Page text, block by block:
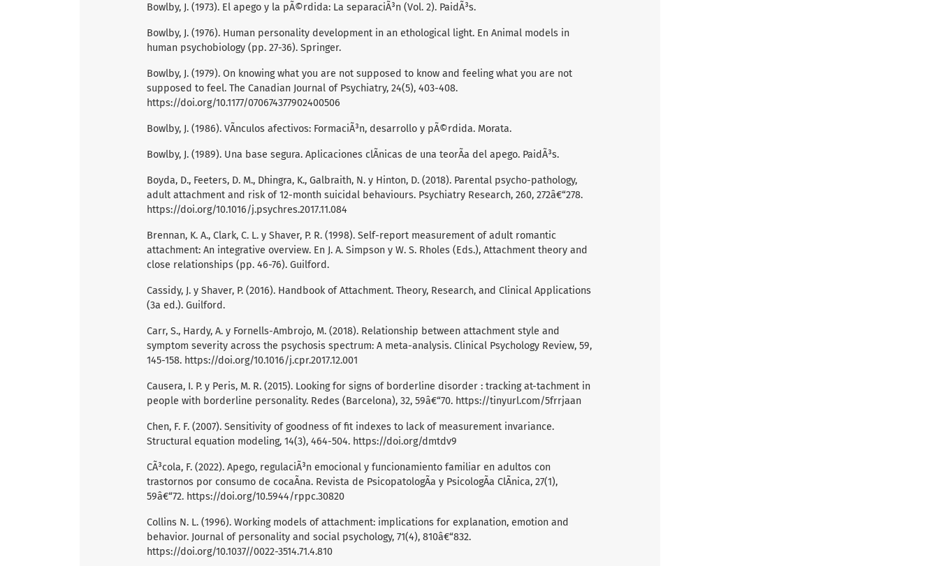
Bowlby, J. (1973). El apego y la pÃ©rdida: La separaciÃ³n (Vol. 2). PaidÃ³s.
Bowlby, J. (1976). Human personality development in an ethological light. En Animal models in
human psychobiology (pp. 27-36). Springer.
Bowlby, J. (1979). On knowing what you are not supposed to know and feeling what you are not
supposed to feel. The Canadian Journal of Psychiatry, 24(5), 403-408.
https://doi.org/10.1177/070674377902400506
Bowlby, J. (1986). VÃ­nculos afectivos: FormaciÃ³n, desarrollo y pÃ©rdida. Morata.
Bowlby, J. (1989). Una base segura. Aplicaciones clÃ­nicas de una teorÃ­a del apego. PaidÃ³s.
Boyda, D., Feeters, D. M., Dhingra, K., Galbraith, N. y Hinton, D. (2018). Parental psycho-pathology,
adult attachment and risk of 12-month suicidal behaviours. Psychiatry Research, 260, 272â€“278.
https://doi.org/10.1016/j.psychres.2017.11.084
Brennan, K. A., Clark, C. L. y Shaver, P. R. (1998). Self-report measurement of adult romantic
attachment: An integrative overview. En J. A. Simpson y W. S. Rholes (Eds.), Attachment theory and
close relationships (pp. 46-76). Guilford.
Cassidy, J. y Shaver, P. (2016). Handbook of Attachment. Theory, Research, and Clinical Applications
(3a ed.). Guilford.
Carr, S., Hardy, A. y Fornells-Ambrojo, M. (2018). Relationship between attachment style and
symptom severity across the psychosis spectrum: A meta-analysis. Clinical Psychology Review, 59,
145-158. https://doi.org/10.1016/j.cpr.2017.12.001
Causera, I. P. y Peris, M. R. (2015). Looking for signs of borderline disorder : tracking at-tachment in
people with borderline personality. Redes (Barcelona), 32, 59â€“70. https://tinyurl.com/5frrjaan
Chen, F. F. (2007). Sensitivity of goodness of fit indexes to lack of measurement invariance.
Structural equation modeling, 14(3), 464-504. https://doi.org/dmtdv9
CÃ³cola, F. (2022). Apego, regulaciÃ³n emocional y funcionamiento familiar en adultos con
trastornos por consumo de cocaÃ­na. Revista de PsicopatologÃ­a y PsicologÃ­a ClÃ­nica, 27(1),
59â€“72. https://doi.org/10.5944/rppc.30820
Collins N. L. (1996). Working models of attachment: implications for explanation, emotion and
behavior. Journal of personality and social psychology, 71(4), 810â€“832.
https://doi.org/10.1037//0022-3514.71.4.810